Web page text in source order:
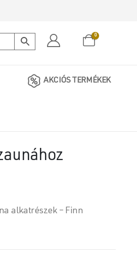
0
AKCIÓS TERMÉKEK
alkatrészek – Finn